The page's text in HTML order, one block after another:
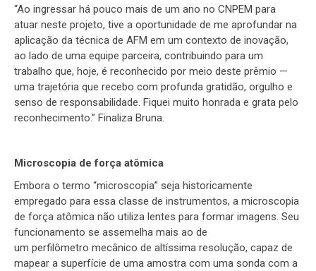
“Ao ingressar há pouco mais de um ano no CNPEM para
atuar neste projeto, tive a oportunidade de me aprofundar na
aplicação da técnica de AFM em um contexto de inovação,
ao lado de uma equipe parceira, contribuindo para um
trabalho que, hoje, é reconhecido por meio deste prêmio —
uma trajetória que recebo com profunda gratidão, orgulho e
senso de responsabilidade. Fiquei muito honrada e grata pelo
reconhecimento.” Finaliza Bruna.
Microscopia de força atômica
Embora o termo “microscopia” seja historicamente
empregado para essa classe de instrumentos, a microscopia
de força atômica não utiliza lentes para formar imagens. Seu
funcionamento se assemelha mais ao de
um perfilômetro mecânico de altíssima resolução, capaz de
mapear a superfície de uma amostra com uma sonda com a